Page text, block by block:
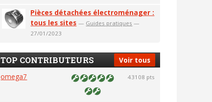
Pièces détachées électroménager :
tous les sites — Guides pratiques —
27/01/2023
Voir tous
TOP CONTRIBUTEURS
omega7 43108 pts